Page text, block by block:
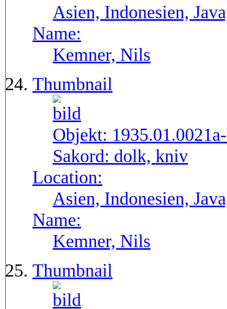
Asien, Indonesien,
Name:
Kemner, Nils
Thumbnail
Objekt:
Sakord: dolk, kniv
Location:
Asien, Indonesien,
Name:
Kemner, Nils
Thumbnail